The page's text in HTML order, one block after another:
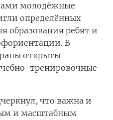
молодёжные
определённых
образования ребят и
В
открыты
тренировочные
что важна и
и масштабным